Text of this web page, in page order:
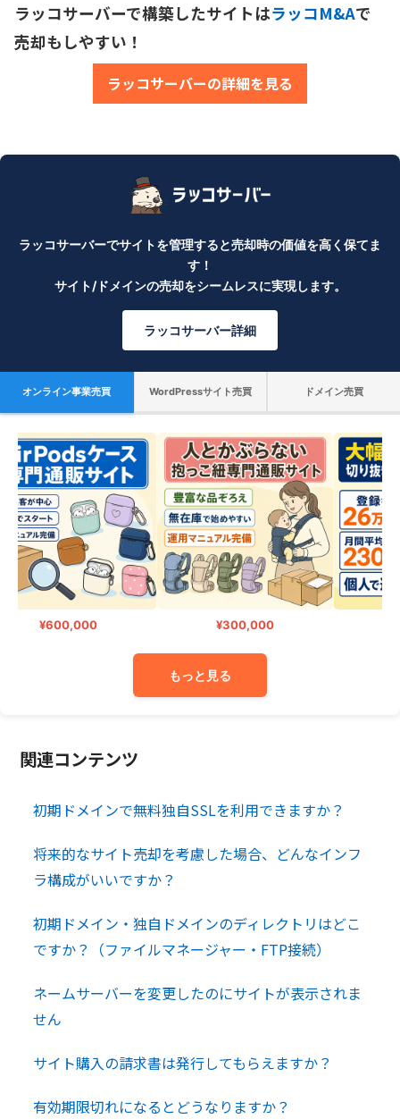
ラッコサーバーで構築したサイトはラッコM&Aで
売却もしやすい！
ラッコサーバーの詳細を見る
ラッコサーバーでサイトを管理すると売却時の価値を高く保てま
す！
サイト/ドメインの売却をシームレスに実現します。
ラッコサーバー詳細
オンライン事業売買 WordPressサイト売買 ドメイン売買
¥600,000 ¥300,000
もっと見る
関連コンテンツ
初期ドメインで無料独自SSLを利用できますか？
将来的なサイト売却を考慮した場合、どんなインフ
ラ構成がいいですか？
初期ドメイン・独自ドメインのディレクトリはどこ
ですか？（ファイルマネージャー・FTP接続）
ネームサーバーを変更したのにサイトが表示されま
せん
サイト購入の請求書は発行してもらえますか？
有効期限切れになるとどうなりますか？